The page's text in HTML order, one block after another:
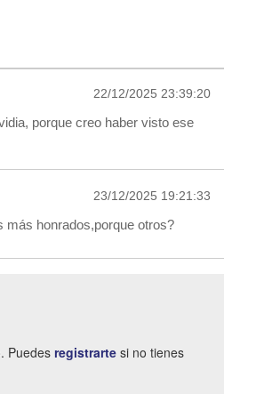
22/12/2025 23:39:20
porque creo haber visto ese
23/12/2025 19:21:33
más honrados,porque otros?
Puedes registrarte si no tienes